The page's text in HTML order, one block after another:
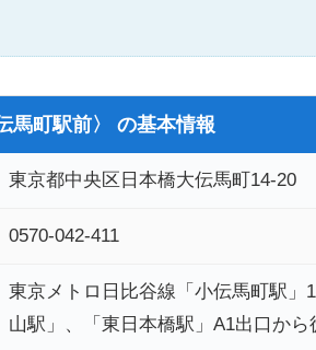
馬町駅前〉 の基本情報
東京都中央区日本橋大伝馬町14-20
0570-042-411
東京メトロ日比谷線「小伝馬町駅
山駅」、「東日本橋駅」A1出口から